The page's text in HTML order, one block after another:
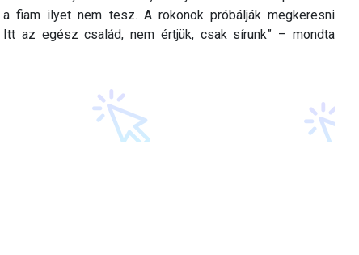
fiam ilyet nem tesz. A rokonok próbálják megkeresni
az egész család, nem értjük, csak sírunk” – mondta